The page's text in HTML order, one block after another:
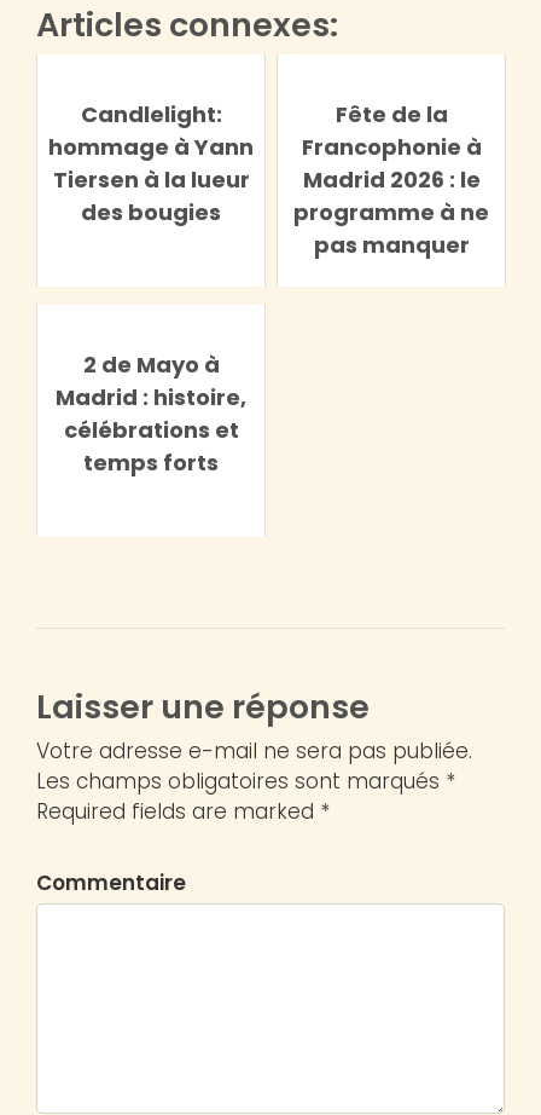
Articles connexes:
Candlelight:
hommage à Yann
Tiersen à la lueur
des bougies
Fête de la
Francophonie à
Madrid 2026 : le
programme à ne
pas manquer
2 de Mayo à
Madrid : histoire,
célébrations et
temps forts
Laisser une réponse
Votre adresse e-mail ne sera pas publiée.
Les champs obligatoires sont marqués *
Required fields are marked *
Commentaire